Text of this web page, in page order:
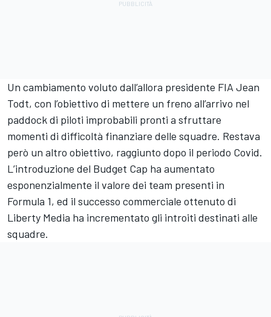
Un cambiamento voluto dall’allora presidente FIA Jean
Todt, con l’obiettivo di mettere un freno all’arrivo nel
paddock di piloti improbabili pronti a sfruttare
momenti di difficoltà finanziare delle squadre. Restava
però un altro obiettivo, raggiunto dopo il periodo Covid.
L’introduzione del Budget Cap ha aumentato
esponenzialmente il valore dei team presenti in
Formula 1, ed il successo commerciale ottenuto di
Liberty Media ha incrementato gli introiti destinati alle
squadre.